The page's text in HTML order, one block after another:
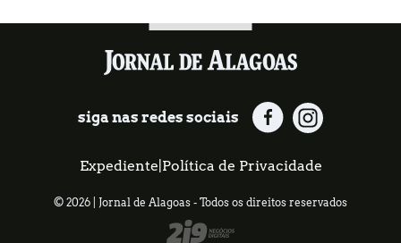
siga nas redes sociais
Expediente Política de Privacidade
© 2026 | Jornal de Alagoas - Todos os direitos reservados